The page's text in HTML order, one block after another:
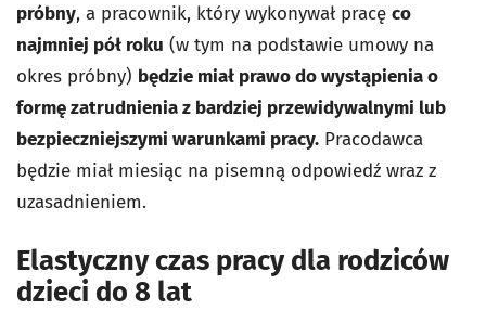
próbny, a pracownik, który wykonywał pracę co
najmniej pół roku (w tym na podstawie umowy na
okres próbny) będzie miał prawo do wystąpienia o
formę zatrudnienia z bardziej przewidywalnymi lub
bezpieczniejszymi warunkami pracy. Pracodawca
będzie miał miesiąc na pisemną odpowiedź wraz z
uzasadnieniem.
Elastyczny czas pracy dla rodziców
dzieci do 8 lat